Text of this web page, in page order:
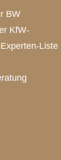
BW
KfW-
Liste